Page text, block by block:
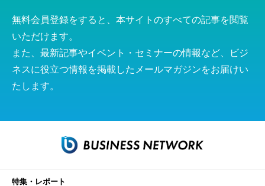
無料会員登録をすると、本サイトのすべての記事を閲覧
いただけます。
また、最新記事やイベント・セミナーの情報など、ビジ
ネスに役立つ情報を掲載したメールマガジンをお届けい
たします。
特集・レポート